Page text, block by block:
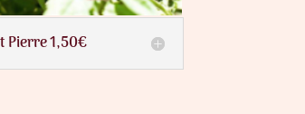
Pierre 1,50€